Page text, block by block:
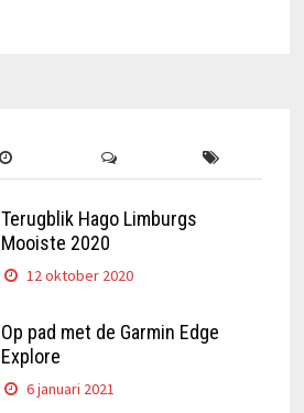
Terugblik Hago Limburgs
Mooiste 2020
12 oktober 2020
Op pad met de Garmin Edge
Explore
6 januari 2021